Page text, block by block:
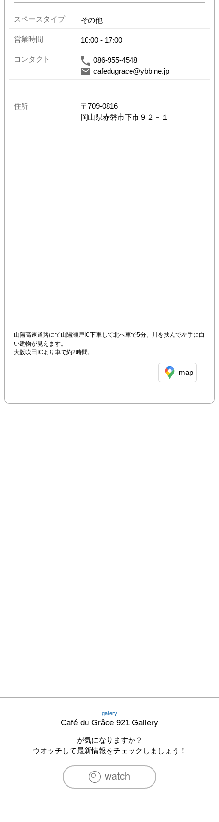
スペースタイプ その他
営業時間 10:00- 17:00
コンタクト
086-955-4548
cafedugrace@ybb.ne.jp
住所 〒 709-0816
岡山県赤磐市下市９２－１
山陽高速道路にて山陽瀬戸IC下車して北へ車で5分。川を挟んで左手に白
い建物が見えます。
大阪吹田ICより車で約2時間。
map
gallery
Café du Grâce 921 Gallery
が気になりますか？
ウオッチして最新情報をチェックしましょう！